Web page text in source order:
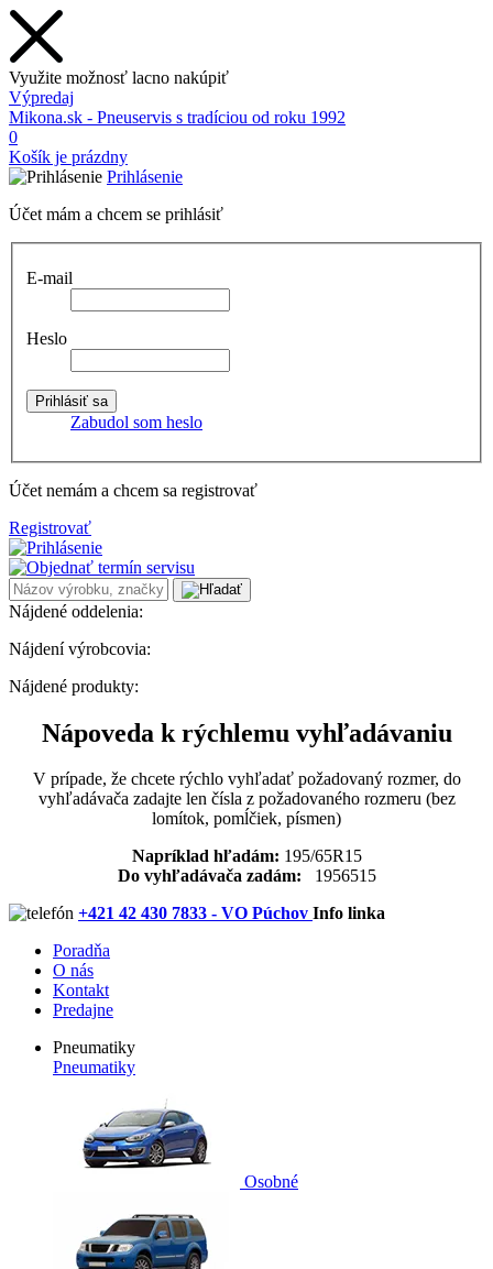
Využite možnosť lacno nakúpiť
Výpredaj
Mikona.sk - Pneuservis s tradíciou od roku 1992
0
Košík je prázdny
Prihlásenie
Účet mám a chcem se prihlásiť
E-mail
Heslo
Zabudol som heslo
Účet nemám a chcem sa registrovať
Registrovať
Nájdené oddelenia:
Nájdení výrobcovia:
Nájdené produkty:
Nápoveda k rýchlemu vyhľadávaniu
V prípade, že chcete rýchlo vyhľadať požadovaný rozmer, do
vyhľadávača zadajte len čísla z požadovaného rozmeru (bez
lomítok, pomĺčiek, písmen)
Napríklad hľadám: 195/65R15
Do vyhľadávača zadám: 1956515
+421 42 430 7833 - VO Púchov Info linka
Poradňa
O nás
Kontakt
Predajne
Pneumatiky
Pneumatiky
Osobné